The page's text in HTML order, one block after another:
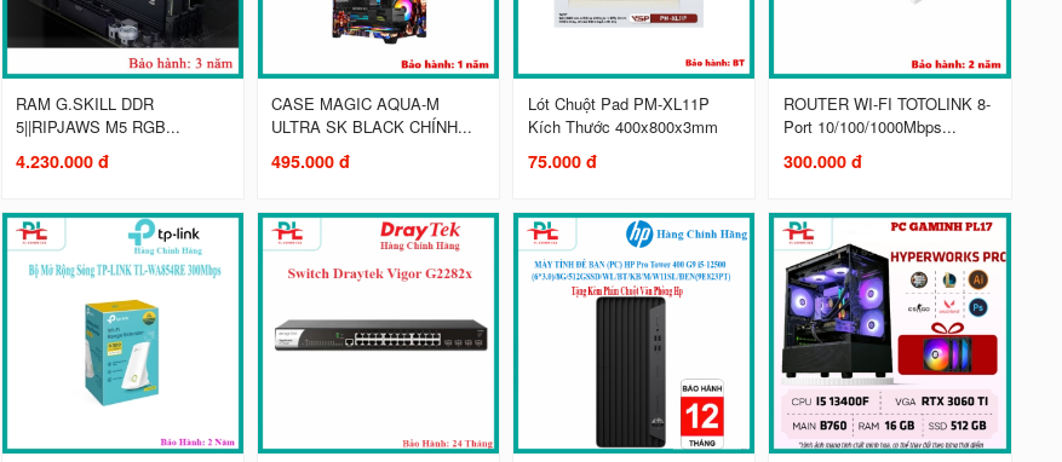
RAM G.SKILL DDR
5||RIPJAWS M5 RGB...
4.230.000 đ
CASE MAGIC AQUA-M
ULTRA SK BLACK CHÍNH...
495.000 đ
Lót Chuột Pad PM-XL11P
Kích Thước 400x800x3mm
75.000 đ
ROUTER WI-FI TOTOLINK 8-
Port 10/100/1000Mbps...
300.000 đ